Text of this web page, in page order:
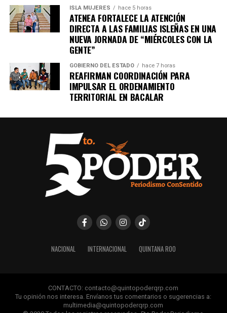
Quinto Podery recibe las noticias más
importantes de Quintana Roo directamente
en tu teléfono.
ISLA MUJERES hace 5 horas
ATENEA FORTALECE LA ATENCIÓN
DIRECTA A LAS FAMILIAS ISLEÑAS EN UNA
NUEVA JORNADA DE “MIÉRCOLES CON LA
GENTE”
GOBIERNO DEL ESTADO hace 7 horas
REAFIRMAN COORDINACIÓN PARA
IMPULSAR EL ORDENAMIENTO
TERRITORIAL EN BACALAR
NACIONAL INTERNACIONAL QUINTANA ROO
CONTACTO: contacto@quintopoderqrp.com
Tu opinión nos interesa. Envíanos tus comentarios o sugerencias a:
multimedia@quintopoderqrp.com